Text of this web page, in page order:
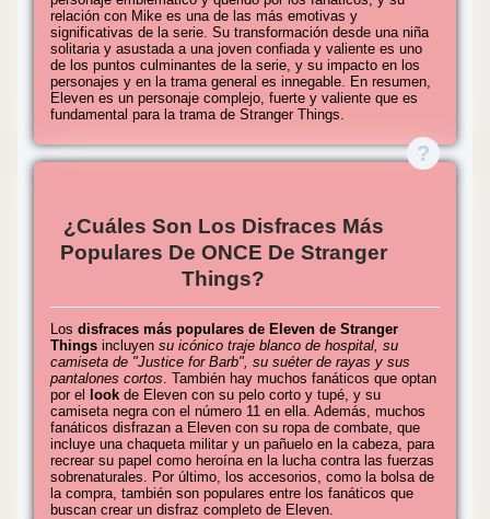
relación con Mike es una de las más emotivas y
significativas de la serie. Su transformación desde una niña
solitaria y asustada a una joven confiada y valiente es uno
de los puntos culminantes de la serie, y su impacto en los
personajes y en la trama general es innegable. En resumen,
Eleven es un personaje complejo, fuerte y valiente que es
fundamental para la trama de Stranger Things.
¿Cuáles Son Los Disfraces Más
Populares De ONCE De Stranger
Things?
Los disfraces más populares de Eleven de Stranger
Things incluyen su icónico traje blanco de hospital, su
camiseta de "Justice for Barb", su suéter de rayas y sus
pantalones cortos. También hay muchos fanáticos que optan
por el
look de Eleven con su pelo corto y tupé, y su
camiseta negra con el número 11 en ella. Además, muchos
fanáticos disfrazan a Eleven con su ropa de combate, que
incluye una chaqueta militar y un pañuelo en la cabeza, para
recrear su papel como heroína en la lucha contra las fuerzas
sobrenaturales. Por último, los accesorios, como la bolsa de
la compra, también son populares entre los fanáticos que
buscan crear un disfraz completo de Eleven.